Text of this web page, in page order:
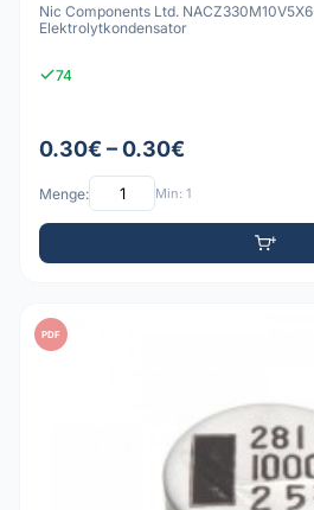
Nic Components Ltd.
Elektrolytkondensator
74
0.30€ – 0.30€
Menge: Min: 1
PDF